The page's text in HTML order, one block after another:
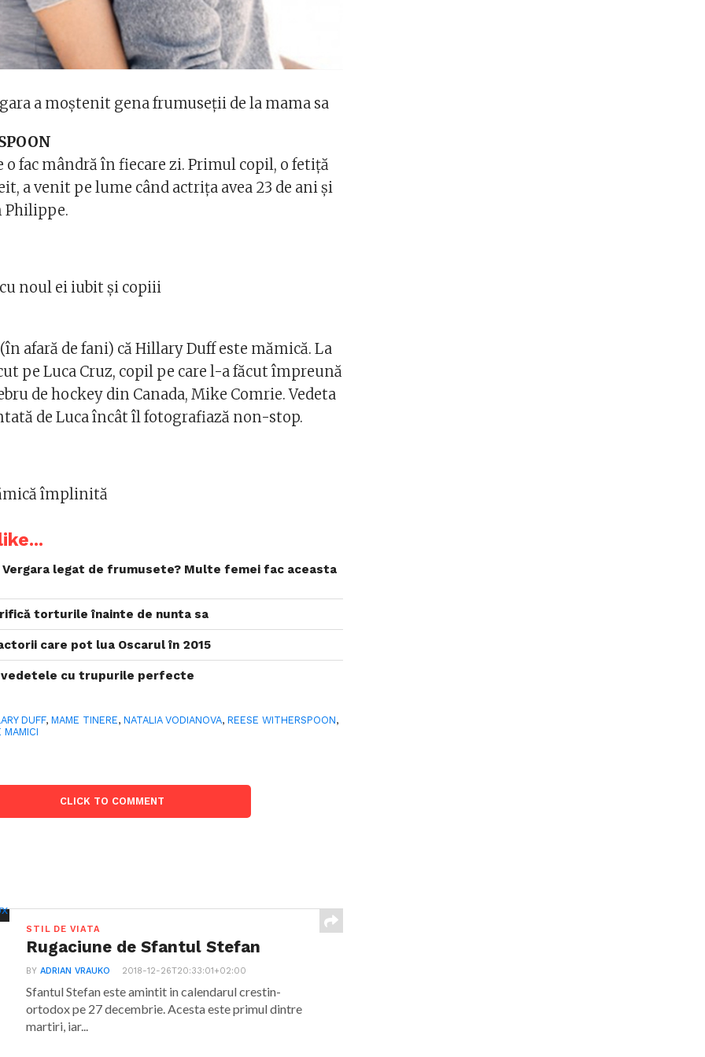
a moștenit gena frumuseții de la mama sa
o fac mândră în fiecare zi. Primul copil, o fetiță
a venit pe lume când actrița avea 23 de ani și
Philippe.
noul ei iubit și copiii
afară de fani) că Hillary Duff este mămică. La
pe Luca Cruz, copil pe care l-a făcut împreună
de hockey din Canada, Mike Comrie. Vedeta
de Luca încât îl fotografiază non-stop.
împlinită
legat de frumusete? Multe femei fac aceasta
torturile înainte de nunta sa
care pot lua Oscarul în 2015
vedetele cu trupurile perfecte
DUFF,MAME TINERE,NATALIA VODIANOVA,REESE WITHERSPOON,
MAMICI
CLICK TO COMMENT
STIL DE VIATA
Rugaciune de Sfantul Stefan
BYADRIAN VRAUKO 2018-12-26T20:33:01+02:00
Sfantul Stefan este amintit in calendarul crestin-
ortodox pe 27 decembrie. Acesta este primul dintre
martiri, iar...